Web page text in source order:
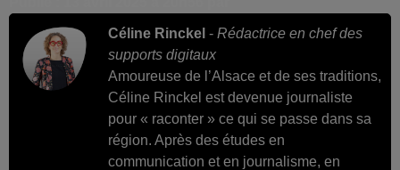
Céline Rinckel - Rédactrice en chef des
supports digitaux
Amoureuse de l’Alsace et de ses traditions,
Céline Rinckel est devenue journaliste
pour « raconter » ce qui se passe dans sa
région. Après des études en
communication et en journalisme, en